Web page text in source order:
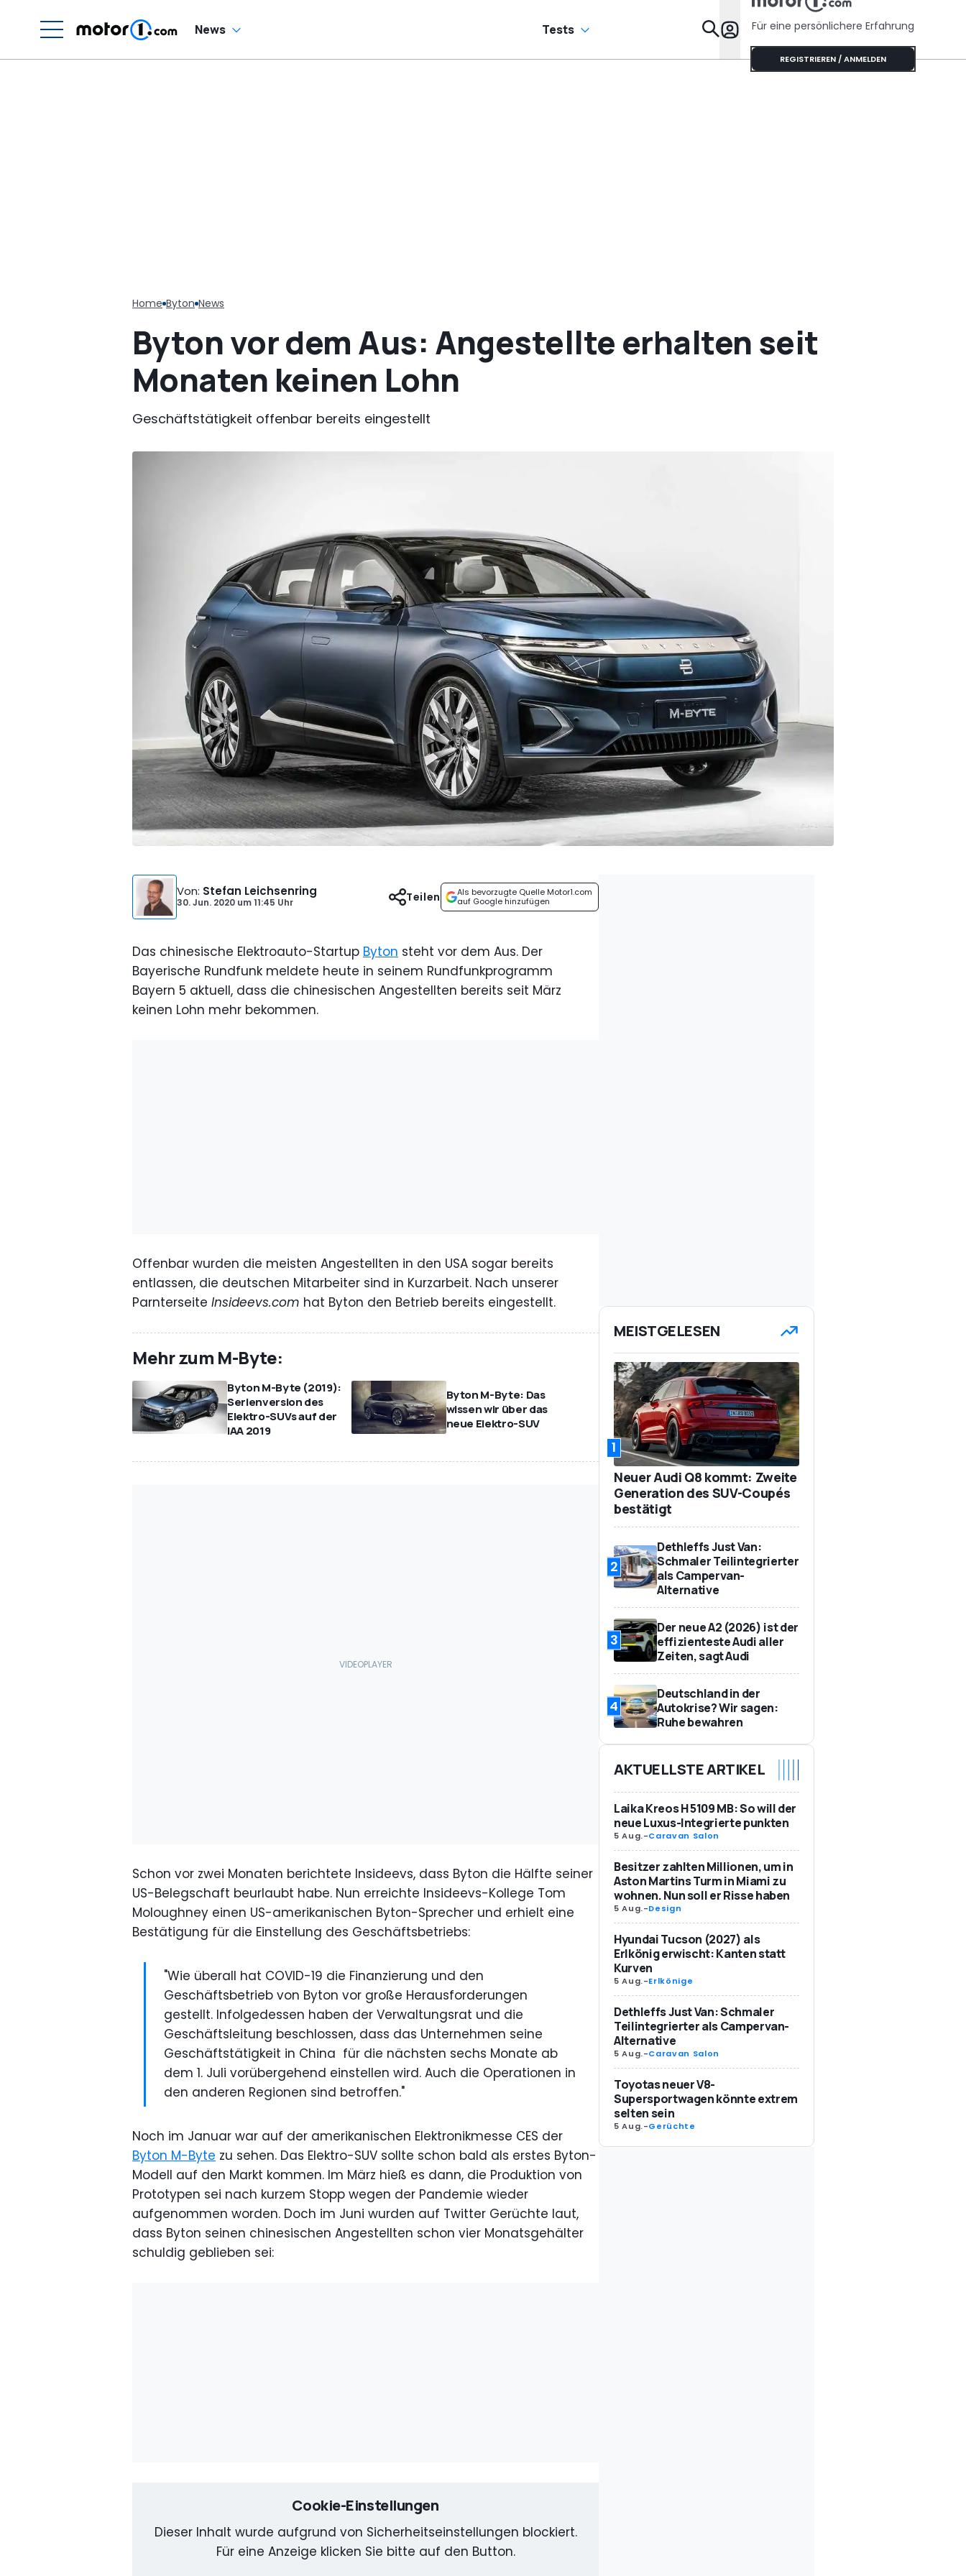
News Tests Specials
Für eine persönlichere Erfahrung
REGISTRIEREN / ANMELDEN
Home Byton News
Byton vor dem Aus: Angestellte erhalten seit
Monaten keinen Lohn
Geschäftstätigkeit offenbar bereits eingestellt
Von: Stefan Leichsenring
30. Jun. 2020 um11:45 Uhr
Als bevorzugte Quelle Motor1.com
auf Google hinzufügen
Teilen
Das chinesische Elektroauto-Startup Byton steht vor dem Aus. Der
Bayerische Rundfunk meldete heute in seinem Rundfunkprogramm
Bayern 5 aktuell, dass die chinesischen Angestellten bereits seit März
keinen Lohn mehr bekommen.
Offenbar wurden die meisten Angestellten in den USA sogar bereits
entlassen, die deutschen Mitarbeiter sind in Kurzarbeit. Nach unserer
Parnterseite Insideevs.com hat Byton den Betrieb bereits eingestellt.
Mehr zum M-Byte:
Byton M-Byte (2019):
Serienversion des
Elektro-SUVs auf der
IAA 2019
Byton M-Byte: Das
wissen wir über das
neue Elektro-SUV
Schon vor zwei Monaten berichtete Insideevs, dass Byton die Hälfte seiner
US-Belegschaft beurlaubt habe. Nun erreichte Insideevs-Kollege Tom
Moloughney einen US-amerikanischen Byton-Sprecher und erhielt eine
Bestätigung für die Einstellung des Geschäftsbetriebs:
"Wie überall hat COVID-19 die Finanzierung und den
Geschäftsbetrieb von Byton vor große Herausforderungen
gestellt. Infolgedessen haben der Verwaltungsrat und die
Geschäftsleitung beschlossen, dass das Unternehmen seine
Geschäftstätigkeit in China für die nächsten sechs Monate ab
dem 1. Juli vorübergehend einstellen wird. Auch die Operationen in
den anderen Regionen sind betroffen."
Noch im Januar war auf der amerikanischen Elektronikmesse CES der
Byton M-Byte zu sehen. Das Elektro-SUV sollte schon bald als erstes Byton-
Modell auf den Markt kommen. Im März hieß es dann, die Produktion von
Prototypen sei nach kurzem Stopp wegen der Pandemie wieder
aufgenommen worden. Doch im Juni wurden auf Twitter Gerüchte laut,
dass Byton seinen chinesischen Angestellten schon vier Monatsgehälter
schuldig geblieben sei:
Cookie-Einstellungen
Dieser Inhalt wurde aufgrund von Sicherheitseinstellungen blockiert.
Für eine Anzeige klicken Sie bitte auf den Button.
MEISTGELESEN
1
Neuer Audi Q8 kommt: Zweite
Generation des SUV-Coupés
bestätigt
2
Dethleffs Just Van:
Schmaler Teilintegrierter
als Campervan-
Alternative
3
Der neue A2 (2026) ist der
effizienteste Audi aller
Zeiten, sagt Audi
4
Deutschland in der
Autokrise? Wir sagen:
Ruhe bewahren
AKTUELLSTE ARTIKEL
Laika Kreos H 5109 MB: So will der
neue Luxus-Integrierte punkten
5 Aug.-Caravan Salon
Besitzer zahlten Millionen, um in
Aston Martins Turm in Miami zu
wohnen. Nun soll er Risse haben
5 Aug.-Design
Hyundai Tucson (2027) als
Erlkönig erwischt: Kanten statt
Kurven
5 Aug.-Erlkönige
Dethleffs Just Van: Schmaler
Teilintegrierter als Campervan-
Alternative
5 Aug.-Caravan Salon
Toyotas neuer V8-
Supersportwagen könnte extrem
selten sein
5 Aug.-Gerüchte
Risse haben